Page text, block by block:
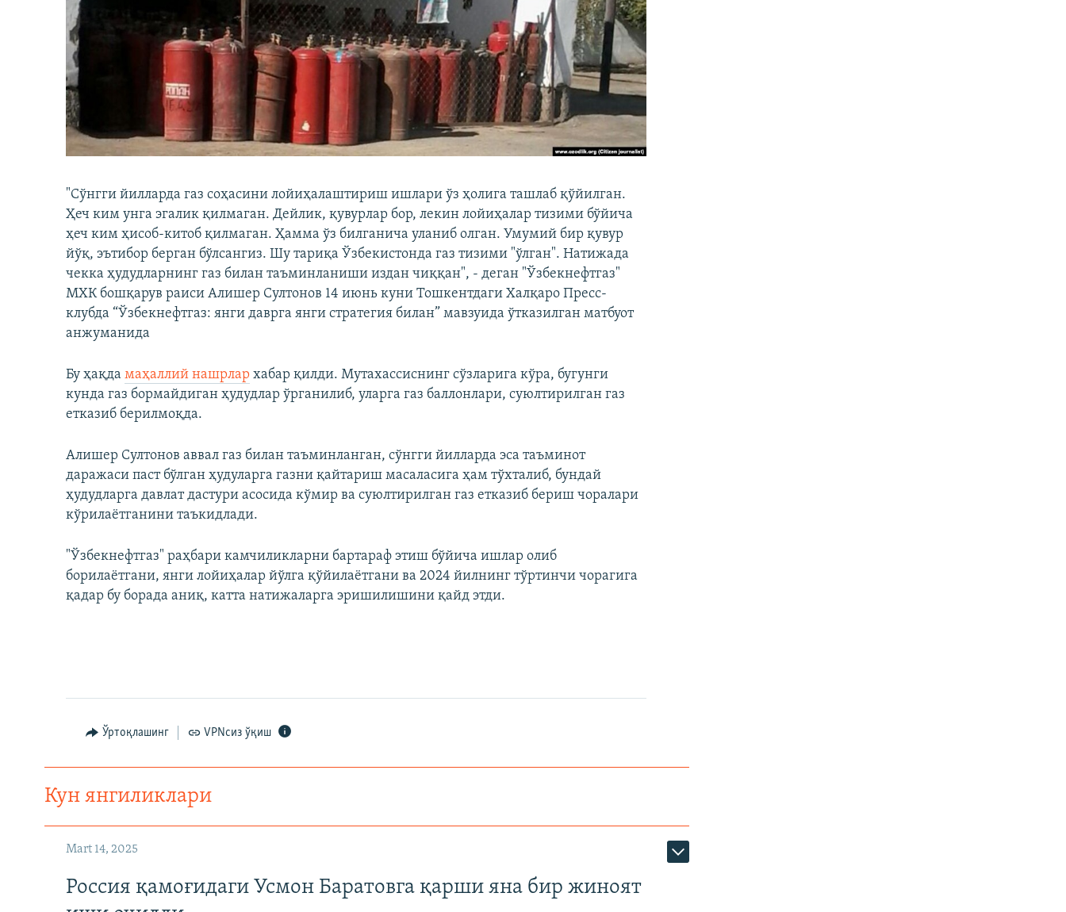
"Сўнгги йилларда газ соҳасини лойиҳалаштириш ишлари ўз ҳолига ташлаб қўйилган.
Ҳеч ким унга эгалик қилмаган. Дейлик, қувурлар бор, лекин лойиҳалар тизими бўйича
ҳеч ким ҳисоб-китоб қилмаган. Ҳамма ўз билганича уланиб олган. Умумий бир қувур
йўқ, эътибор берган бўлсангиз. Шу тариқа Ўзбекистонда газ тизими "ўлган". Натижада
чекка ҳудудларнинг газ билан таъминланиши издан чиққан", - деган "Ўзбекнефтгаз"
МХК бошқарув раиси Алишер Султонов 14 июнь куни Тошкентдаги Халқаро Пресс-
клубда “Ўзбекнефтгаз: янги даврга янги стратегия билан” мавзуида ўтказилган матбуот
анжуманида
Бу ҳақда маҳаллий нашрлар хабар қилди. Мутахассиснинг сўзларига кўра, бугунги
кунда газ бормайдиган ҳудудлар ўрганилиб, уларга газ баллонлари, суюлтирилган газ
етказиб берилмоқда.
Алишер Султонов аввал газ билан таъминланган, сўнгги йилларда эса таъминот
даражаси паст бўлган ҳудуларга газни қайтариш масаласига ҳам тўхталиб, бундай
ҳудудларга давлат дастури асосида кўмир ва суюлтирилган газ етказиб бериш чоралари
кўрилаётганини таъкидлади.
"Ўзбекнефтгаз" раҳбари камчиликларни бартараф этиш бўйича ишлар олиб
борилаётгани, янги лойиҳалар йўлга қўйилаётгани ва 2024 йилнинг тўртинчи чорагига
қадар бу борада аниқ, катта натижаларга эришилишини қайд этди.
Ўртоқлашинг VPNсиз ўқиш
Кун янгиликлари
Mart 14, 2025
Россия қамоғидаги Усмон Баратовга қарши яна бир жиноят